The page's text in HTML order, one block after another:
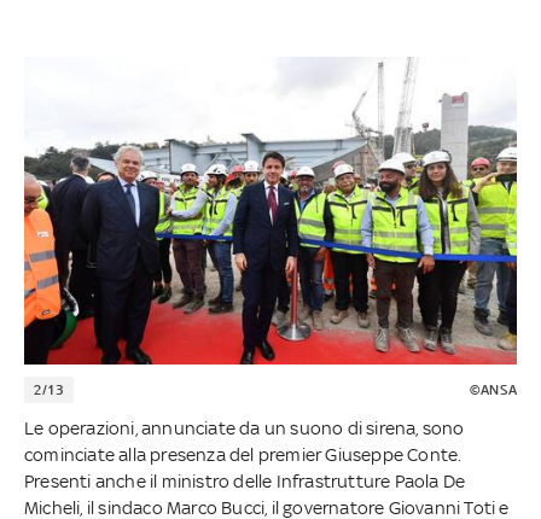
2/13 ©ANSA
Le operazioni, annunciate da un suono di sirena, sono
cominciate alla presenza del premier Giuseppe Conte.
Presenti anche il ministro delle Infrastrutture Paola De
Micheli, il sindaco Marco Bucci, il governatore Giovanni Toti e